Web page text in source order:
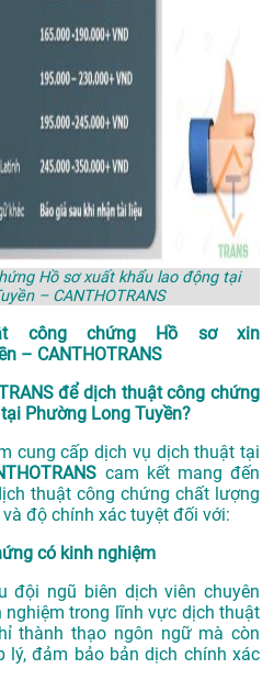
Hồ sơ xuất khẩu lao động tại
– CANTHOTRANS
công chứng Hồ sơ xin
– CANTHOTRANS
để dịch thuật công chứng
Phường Long Tuyền?
cung cấp dịch vụ dịch thuật tại
cam kết mang đến
thuật công chứng chất lượng
độ chính xác tuyệt đối với:
có kinh nghiệm
đội ngũ biên dịch viên chuyên
nghiệm trong lĩnh vực dịch thuật
thành thạo ngôn ngữ mà còn
lý, đảm bảo bản dịch chính xác